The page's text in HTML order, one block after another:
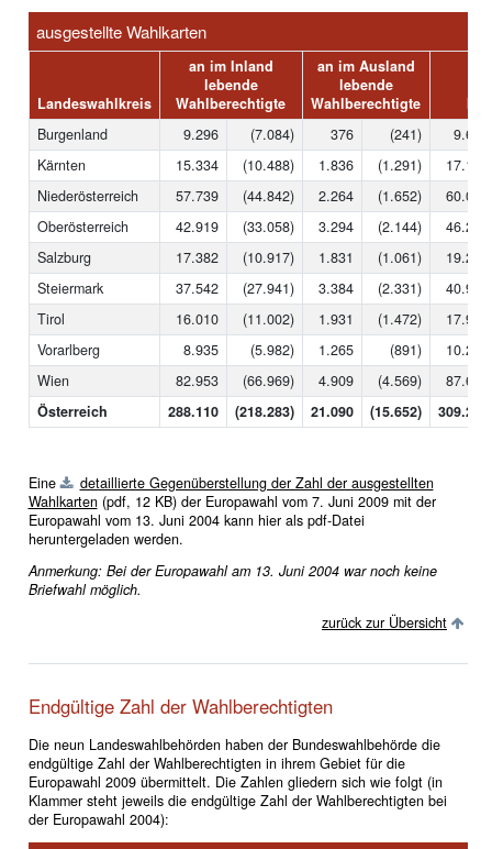
ausgestellte Wahlkarten
Landeswahlkreis
an im Inland
lebende
Wahlberechtigte
an im Ausland
lebende
Wahlberechtigte
Burgenland
9.296 (7.084) 376 (241)
9.672
Kärnten
15.334 (10.488) 1.836 (1.291)
17.170
Niederösterreich
57.739 (44.842) 2.264 (1.652)
60.003
Oberösterreich
42.919 (33.058) 3.294 (2.144)
46.213
Salzburg
17.382 (10.917) 1.831 (1.061)
19.213
Steiermark
37.542 (27.941) 3.384 (2.331)
40.926
Tirol
16.010 (11.002) 1.931 (1.472)
17.941
Vorarlberg
8.935 (5.982) 1.265 (891)
10.200
Wien
82.953 (66.969) 4.909 (4.569)
87.682
Österreich
288.110 (218.283) 21.090 (15.652) 309.200
Eine
detaillierte Gegenüberstellung der Zahl der ausgestellten
Wahlkarten(pdf, 12 KB)der Europawahl vom 7. Juni 2009 mit der
Europawahl vom 13. Juni 2004 kann hier als pdf-Datei
heruntergeladen werden.
Anmerkung: Bei der Europawahl am 13. Juni 2004 war noch keine
Briefwahl möglich.
zurück zur Übersicht
Endgültige Zahl der Wahlberechtigten
Die neun Landeswahlbehörden haben der Bundeswahlbehörde die
endgültige Zahl der Wahlberechtigten in ihrem Gebiet für die
Europawahl 2009 übermittelt. Die Zahlen gliedern sich wie folgt (in
Klammer steht jeweils die endgültige Zahl der Wahlberechtigten bei
der Europawahl 2004):